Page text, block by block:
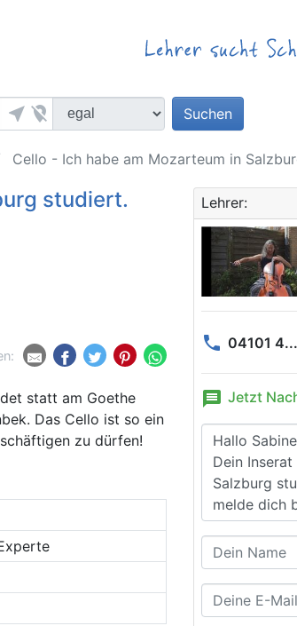
near_me location_off Suchen
Cello - Ich habe am Mozarteum in
studiert.
statt am Goethe
Das Cello ist so ein
zu dürfen!
Lehrer:
phone 04101 4...
message Jetzt